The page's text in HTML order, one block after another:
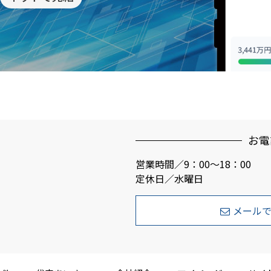
お
営業時間／9：00～18：00
定休日／水曜日
メール